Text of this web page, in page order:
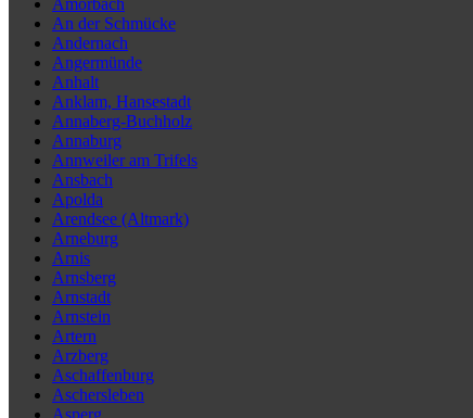
Amorbach
An der Schmücke
Andernach
Angermünde
Anhalt
Anklam, Hansestadt
Annaberg-Buchholz
Annaburg
Annweiler am Trifels
Ansbach
Apolda
Arendsee (Altmark)
Arneburg
Arnis
Arnsberg
Arnstadt
Arnstein
Artern
Arzberg
Aschaffenburg
Aschersleben